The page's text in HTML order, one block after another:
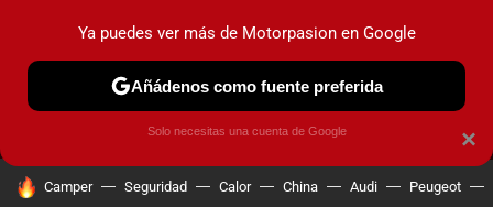
MENÚ NUEVO
COCHES ELÉCTRICOS OBSERVATORIO
HOY SE HABLA DE
Camper Seguridad Calor China Audi Peugeot
×
Ya puedes ver más de Motorpasion en Google
Añádenos como fuente preferida
Solo necesitas una cuenta de Google